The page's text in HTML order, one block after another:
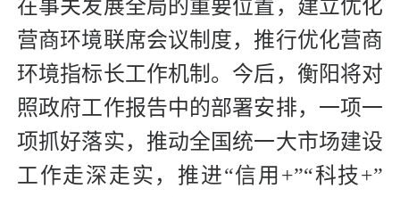
在事关发展全局的重要位置，建立优化
营商环境联席会议制度，推行优化营商
环境指标长工作机制。今后，衡阳将对
照政府工作报告中的部署安排，一项一
项抓好落实，推动全国统一大市场建设
工作走深走实，推进“信用+”“科技+”